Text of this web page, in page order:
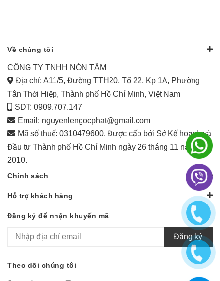
Về chúng tôi
CÔNG TY TNHH NÓN TÂM
Địa chỉ: A11/5, Đường TTH20, Tổ 22, Kp 1A, Phường
Tân Thới Hiệp, Thành phố Hồ Chí Minh, Việt Nam
SDT: 0909.707.147
Email: nguyenlengocphat@gmail.com
Mã số thuế: 0310479600. Được cấp bởi Sở Kế hoạch và
Đầu tư Thành phố Hồ Chí Minh ngày 26 tháng 11 năm
2010.
Chính sách
Hỗ trợ khách hàng
Đăng ký để nhận khuyến mãi
Đăng ký
Theo dõi chúng tôi